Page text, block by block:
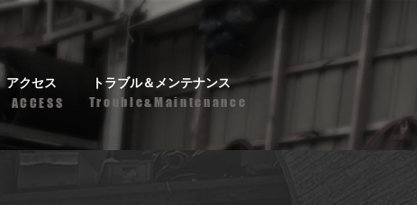
アクセス
トラブル＆メンテナンス
ACCESS Trouble&Maintenance